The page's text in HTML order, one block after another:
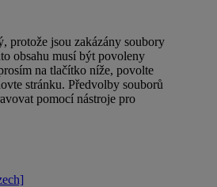
protože jsou zakázány soubory
obsahu musí být povoleny
na tlačítko níže, povolte
stránku. Předvolby souborů
pomocí nástroje pro